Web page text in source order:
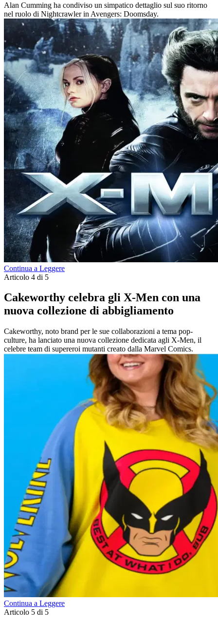
Alan Cumming ha condiviso un simpatico dettaglio sul suo ritorno
nel ruolo di Nightcrawler in Avengers: Doomsday.
Continua a Leggere
Articolo 4 di 5
Cakeworthy celebra gli X-Men con una
nuova collezione di abbigliamento
Cakeworthy, noto brand per le sue collaborazioni a tema pop-
culture, ha lanciato una nuova collezione dedicata agli X-Men, il
celebre team di supereroi mutanti creato dalla Marvel Comics.
Continua a Leggere
Articolo 5 di 5